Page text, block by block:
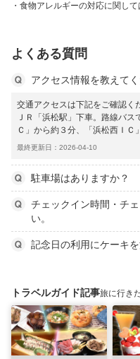
食物アレルギーの対応に関して
よくある質問
アクセス情報を教えてく
交通アクセスは下記をご確認く
ＪＲ「浜松駅」下車。路線バス
Ｃ」から約３分、「浜松西ＩＣ
最終更新日：2026-04-10
駐車場はありますか？
チェックイン時間・チ
い。
記念日の利用にケーキ
トラベルガイド記事旅に行き